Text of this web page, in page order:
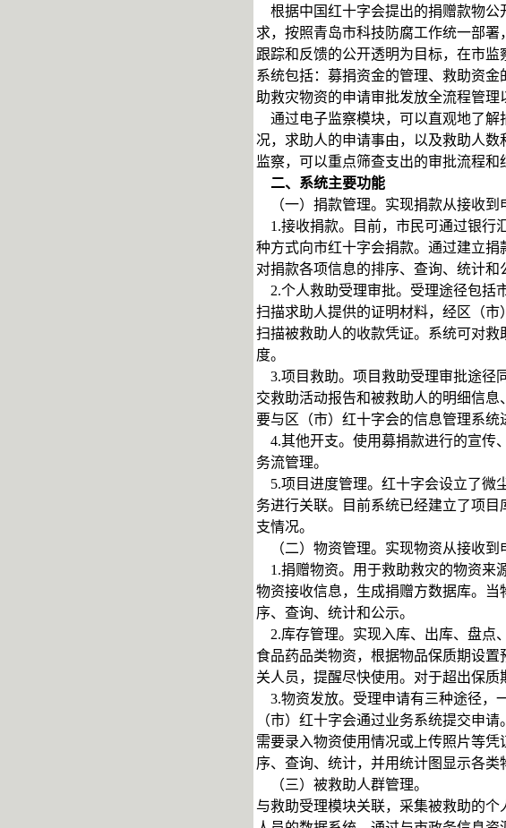
根据中国红十字会提出的捐赠款物公
求，按照青岛市科技防腐工作统一部署
跟踪和反馈的公开透明为目标，在市
系统包括：募捐资金的管理、救助资
助救灾物资的申请审批发放全流程管理
通过电子监察模块，可以直观地了解
况，求助人的申请事由，以及救助人
监察，可以重点筛查支出的审批流程和
二、系统主要功能
（一）捐款管理。实现捐款从接收到
1.接收捐款。目前，市民可通过银行
种方式向市红十字会捐款。通过建立
对捐款各项信息的排序、查询、统计和
2.个人救助受理审批。受理途径包括
扫描求助人提供的证明材料，经区（
扫描被救助人的收款凭证。系统可对
度。
3.项目救助。项目救助受理审批途径
交救助活动报告和被救助人的明细信
要与区（市）红十字会的信息管理系统
4.其他开支。使用募捐款进行的宣传
务流管理。
5.项目进度管理。红十字会设立了微
务进行关联。目前系统已经建立了项
支情况。
（二）物资管理。实现物资从接收到
1.捐赠物资。用于救助救灾的物资来
物资接收信息，生成捐赠方数据库。
序、查询、统计和公示。
2.库存管理。实现入库、出库、盘点
食品药品类物资，根据物品保质期设
关人员，提醒尽快使用。对于超出保质
3.物资发放。受理申请有三种途径，
（市）红十字会通过业务系统提交申
需要录入物资使用情况或上传照片等
序、查询、统计，并用统计图显示各类
（三）被救助人群管理。
与救助受理模块关联，采集被救助的